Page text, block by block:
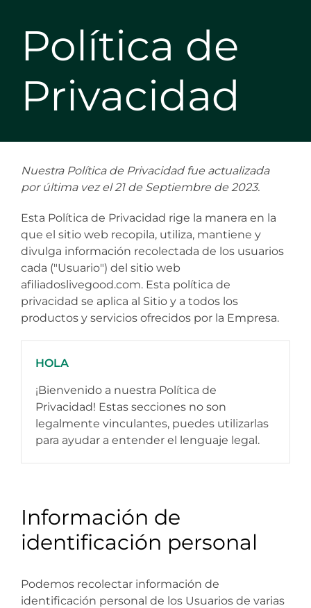
Política de
Privacidad
Nuestra Política de Privacidad fue actualizada
por última vez el 21 de Septiembre de 2023.
Esta Política de Privacidad rige la manera en la
que el sitio web recopila, utiliza, mantiene y
divulga información recolectada de los usuarios
cada ("Usuario") del sitio web
afiliadoslivegood.com. Esta política de
privacidad se aplica al Sitio y a todos los
productos y servicios ofrecidos por la Empresa.
HOLA
¡Bienvenido a nuestra Política de
Privacidad! Estas secciones no son
legalmente vinculantes, puedes utilizarlas
para ayudar a entender el lenguaje legal.
Información de
identificación personal
Podemos recolectar información de
identificación personal de los Usuarios de varias